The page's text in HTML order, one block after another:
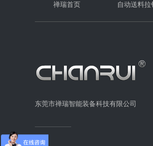
禅瑞首页 自动送料拉
东莞市禅瑞智能装备科技有限公司